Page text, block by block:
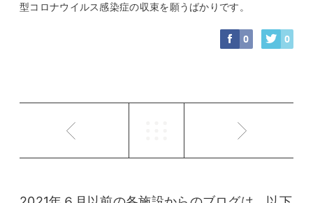
型コロナウイルス感染症の収束を願うばかりです。
0 0